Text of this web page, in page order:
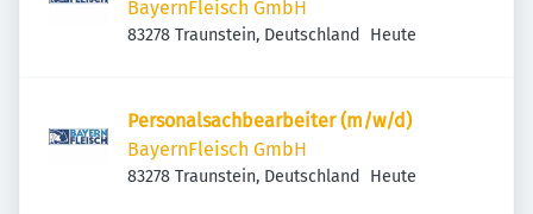
BayernFleisch GmbH
83278 Traunstein, Deutschland Veröffentlicht
Heute
Personalsachbearbeiter (m/w/d)
BayernFleisch GmbH
83278 Traunstein, Deutschland Veröffentlicht
Heute